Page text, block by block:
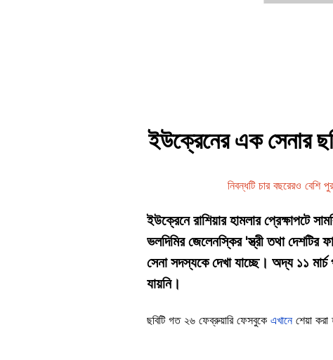
ইউক্রেনের এক সেনার
নিবন্ধটি চার বছরেরও বেশি
ইউক্রেনে রাশিয়ার হামলার প্রেক্ষাপটে
ভলদিমির জেলেনস্কির 'স্ত্রী তথা
সেনা সদস্যকে দেখা যাচ্ছে। অদ্য ১১
যায়নি।
ছবিটি গত ২৬ ফেব্রুয়ারি ফেসবুকে এখানে শেয়া করা